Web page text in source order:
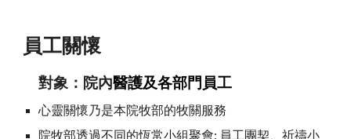
員工關懷
對象： 院內醫護及各部門員工
心靈關懷乃是本院牧部的牧關服務
院牧部透過不同的恆常小組聚會: 員工團契、祈禱小